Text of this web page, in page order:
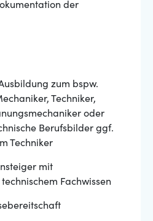
der
zum bspw.
Techniker,
oder
Berufsbilder ggf.
Techniker
mit
Fachwissen